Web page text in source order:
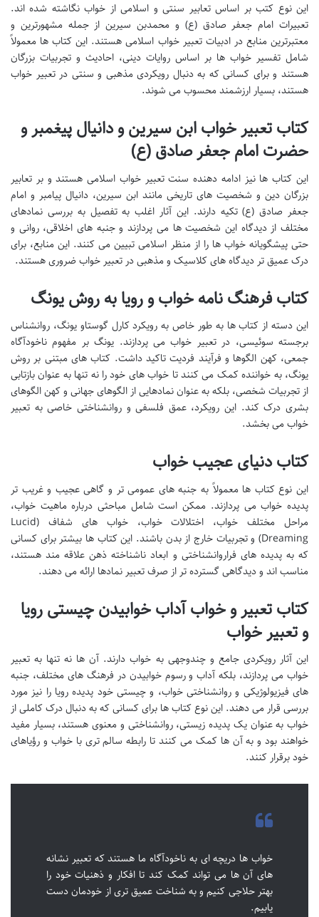
این نوع کتب بر اساس تعابیر سنتی و اسلامی از خواب نگاشته شده اند.
تعبیرات امام جعفر صادق (ع) و محمدبن سیرین از جمله مشهورترین و
معتبرترین منابع در ادبیات تعبیر خواب اسلامی هستند. این کتاب ها معمولاً
شامل تفسیر خواب ها بر اساس روایات دینی، احادیث و تجربیات بزرگان
هستند و برای کسانی که به دنبال رویکردی مذهبی و سنتی در تعبیر خواب
هستند، بسیار ارزشمند محسوب می شوند.
کتاب تعبیر خواب ابن سیرین و دانیال پیغمبر و
حضرت امام جعفر صادق (ع)
این کتاب ها نیز ادامه دهنده سنت تعبیر خواب اسلامی هستند و بر تعابیر
بزرگان دین و شخصیت های تاریخی مانند ابن سیرین، دانیال پیامبر و امام
جعفر صادق (ع) تکیه دارند. این آثار اغلب به تفصیل به بررسی نمادهای
مختلف از دیدگاه این شخصیت ها می پردازند و جنبه های اخلاقی، روانی و
حتی پیشگویانه خواب ها را از منظر اسلامی تبیین می کنند. این منابع، برای
درک عمیق تر دیدگاه های کلاسیک و مذهبی در تعبیر خواب ضروری هستند.
کتاب فرهنگ نامه خواب و رویا به روش یونگ
این دسته از کتاب ها به طور خاص به رویکرد کارل گوستاو یونگ، روانشناس
برجسته سوئیسی، در تعبیر خواب می پردازند. یونگ بر مفهوم ناخودآگاه
جمعی، کهن الگوها و فرآیند فردیت تاکید داشت. کتاب های مبتنی بر روش
یونگ، به خواننده کمک می کنند تا خواب های خود را نه تنها به عنوان بازتابی
از تجربیات شخصی، بلکه به عنوان نمادهایی از الگوهای جهانی و کهن الگوهای
بشری درک کند. این رویکرد، عمق فلسفی و روانشناختی خاصی به تعبیر
خواب می بخشد.
کتاب دنیای عجیب خواب
این نوع کتاب ها معمولاً به جنبه های عمومی تر و گاهی عجیب و غریب تر
پدیده خواب می پردازند. ممکن است شامل مباحثی درباره ماهیت خواب،
مراحل مختلف خواب، اختلالات خواب، خواب های شفاف (Lucid
Dreaming) و تجربیات خارج از بدن باشند. این کتاب ها بیشتر برای کسانی
که به پدیده های فراروانشناختی و ابعاد ناشناخته ذهن علاقه مند هستند،
مناسب اند و دیدگاهی گسترده تر از صرف تعبیر نمادها ارائه می دهند.
کتاب تعبیر و خواب آداب خوابیدن چیستی رویا
و تعبیر خواب
این آثار رویکردی جامع و چندوجهی به خواب دارند. آن ها نه تنها به تعبیر
خواب می پردازند، بلکه آداب و رسوم خوابیدن در فرهنگ های مختلف، جنبه
های فیزیولوژیکی و روانشناختی خواب، و چیستی خود پدیده رویا را نیز مورد
بررسی قرار می دهند. این نوع کتاب ها برای کسانی که به دنبال درک کاملی از
خواب به عنوان یک پدیده زیستی، روانشناختی و معنوی هستند، بسیار مفید
خواهند بود و به آن ها کمک می کنند تا رابطه سالم تری با خواب و رؤیاهای
خود برقرار کنند.
خواب ها دریچه ای به ناخودآگاه ما هستند که تعبیر نشانه
های آن ها می تواند کمک کند تا افکار و ذهنیات خود را
بهتر حلاجی کنیم و به شناخت عمیق تری از خودمان دست
یابیم.